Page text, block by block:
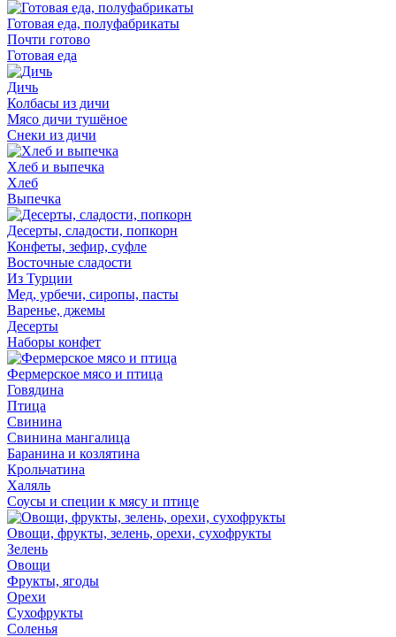
Готовая еда, полуфабрикаты
Почти готово
Готовая еда
Дичь
Колбасы из дичи
Мясо дичи тушёное
Снеки из дичи
Хлеб и выпечка
Хлеб
Выпечка
Десерты, сладости, попкорн
Конфеты, зефир, суфле
Восточные сладости
Из Турции
Мед, урбечи, сиропы, пасты
Варенье, джемы
Десерты
Наборы конфет
Фермерское мясо и птица
Говядина
Птица
Свинина
Свинина мангалица
Баранина и козлятина
Крольчатина
Халяль
Соусы и специи к мясу и птице
Овощи, фрукты, зелень, орехи, сухофрукты
Зелень
Овощи
Фрукты, ягоды
Орехи
Сухофрукты
Соленья